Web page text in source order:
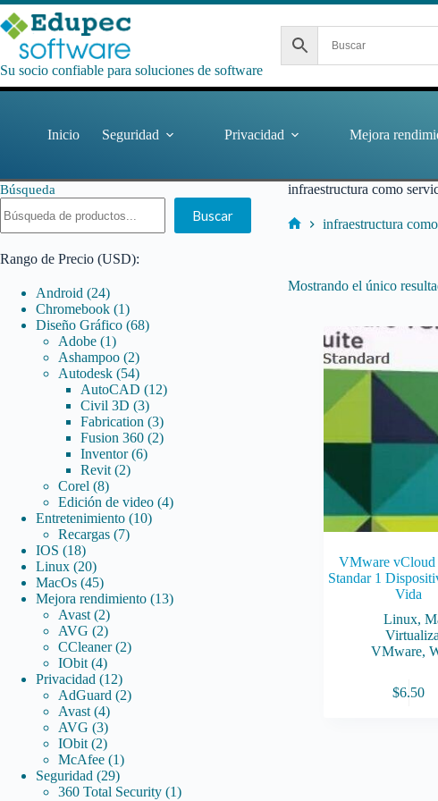
Saltar
al
contenido
Su socio confiable para soluciones de software
Inicio Seguridad Privacidad Mejora
infraestructura como
infraestructura
Mostrando el único
VMware vCloud
Standar 1
Vida
Linux,
VMware,
$6.50
Búsqueda
Buscar
Rango de Precio (USD):
Android 2424
productos
Chromebook 11
producto
Diseño Gráfico 6868
Adobe 11
producto
Ashampoo 22
productos
Autodesk 5454
productos
AutoCAD 1212
Civil 3D 33
productos
Fabrication 33
productos
Fusion 360 22
Inventor 66
Revit 22
Corel 88
productos
Edición de video 44
Entretenimiento 1010
Recargas 77
IOS 1818
productos
Linux 2020
productos
MacOs 4545
productos
Mejora rendimiento 1313
Avast 22
productos
AVG 22
productos
CCleaner 22
IObit 44
productos
Privacidad 1212
productos
AdGuard 22
Avast 44
productos
AVG 33
productos
IObit 22
productos
McAfee 11
producto
Seguridad 2929
productos
360 Total Security 11